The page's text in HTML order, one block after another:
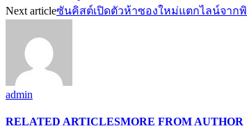
Next articleซันคิสต์เปิดตัวห้าซองใหม่แตกไลน์จาก
admin
RELATED ARTICLESMORE FROM AUTHOR